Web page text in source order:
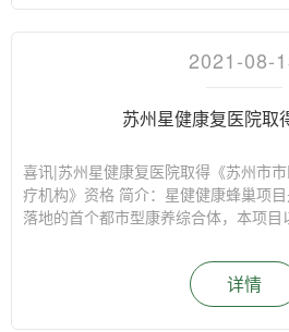
辖区内有需要的残疾人提供康复咨询、
急规划（规划应急指挥部、应急器材放
好，管理好，执行好应急管理。 其次
了针对不同突发情况，相应且合理的
师要求各学员牢记本次课堂的知识点，
行实操环节，培训结束后，通过学员
明确做好本职工作，又要相互配合确保
2021-08-
苏州星健康复医院取
喜讯|苏州星健康复医院取得《苏州市
疗机构》资格 简介：星健健康蜂巢项
落地的首个都市型康养综合体，本项
向全龄社区开放共享活动空间与服务资
月12日取得《苏州市市区及园区医疗保
格!!! 项目位于总官堂路与人民路交叉
详情